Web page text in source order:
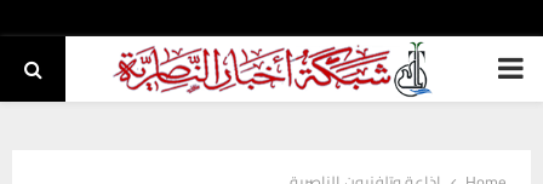
PRIMARY